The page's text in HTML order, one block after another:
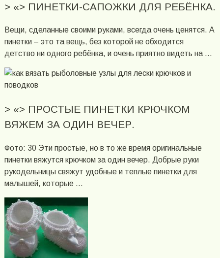
> «> ПИНЕТКИ-САПОЖКИ ДЛЯ РЕБЁНКА.
Вещи, сделанные своими руками, всегда очень ценятся. А
пинетки – это та вещь, без которой не обходится
детство ни одного ребёнка, и очень приятно видеть на …
> «> ПРОСТЫЕ ПИНЕТКИ КРЮЧКОМ
ВЯЖЕМ ЗА ОДИН ВЕЧЕР.
Фото: 30 Эти простые, но в то же время оригинальные
пинетки вяжутся крючком за один вечер. Добрые руки
рукодельницы свяжут удобные и теплые пинетки для
малышей, которые …